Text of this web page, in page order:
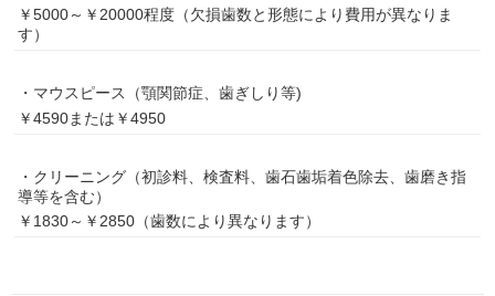
￥5000～￥20000程度（欠損歯数と形態により費用が異なりま
す）
・マウスピース（顎関節症、歯ぎしり等)
￥4590または￥4950
・クリーニング（初診料、検査料、歯石歯垢着色除去、歯磨き指
導等を含む）
￥1830～￥2850（歯数により異なります）